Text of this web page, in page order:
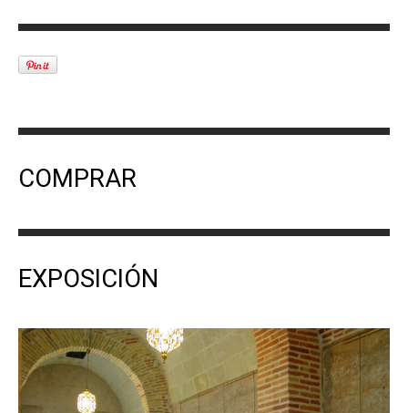
COMPRAR
EXPOSICIÓN